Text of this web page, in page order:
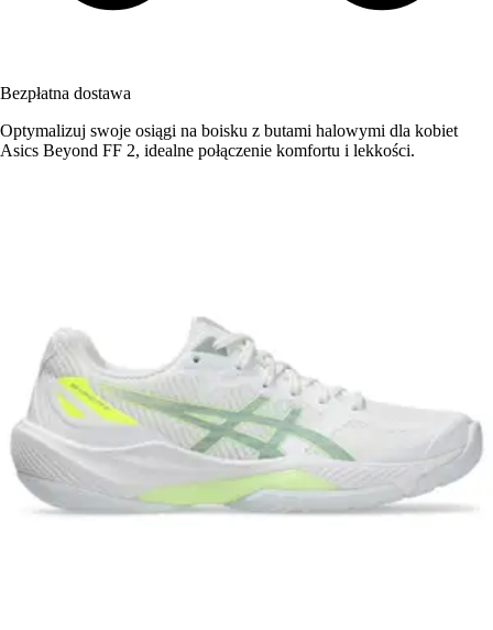
Bezpłatna dostawa
Optymalizuj swoje osiągi na boisku z butami halowymi dla kobiet
Asics Beyond FF 2, idealne połączenie komfortu i lekkości.